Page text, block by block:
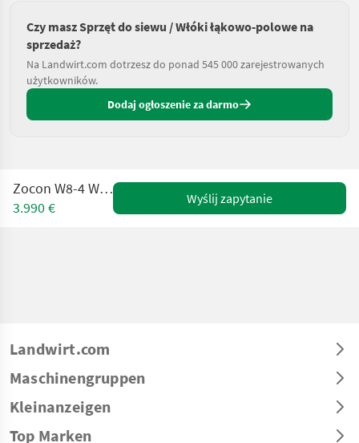
Czy masz Sprzęt do siewu / Włóki łąkowo-polowe na
sprzedaż?
Na Landwirt.com dotrzesz do ponad 545 000 zarejestrowanych
użytkowników.
Dodaj ogłoszenie za darmo
Zocon W8-4 Wiesenegge
3.990 €
Wyślij zapytanie
Landwirt.com
Maschinengruppen
Kleinanzeigen
Top Marken